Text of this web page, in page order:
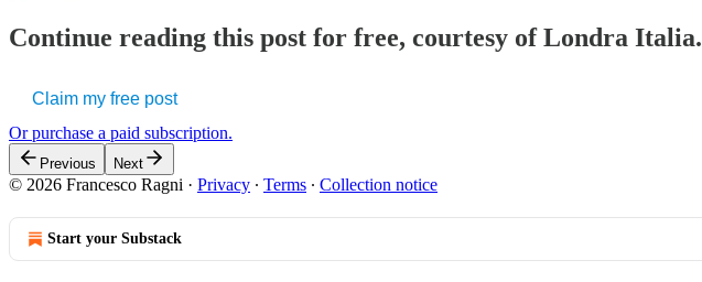
Continue reading this post for free, courtesy of Londra Italia.
Claim my free post
Or purchase a paid subscription.
Previous Next
© 2026 Francesco Ragni · Privacy ∙ Terms ∙ Collection notice
Start your Substack